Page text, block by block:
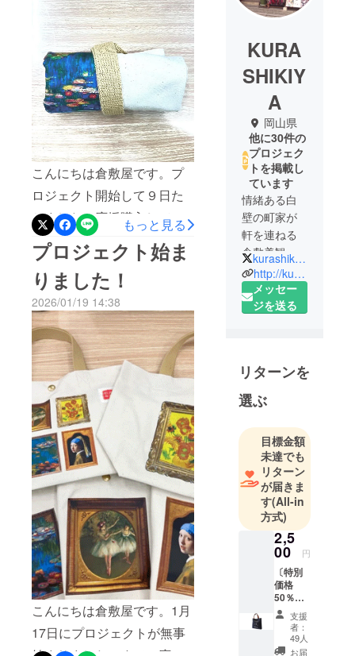
こんにちは倉敷屋です。プ
ロジェクト開始して９日た
ちました。応援購入して下
さった方々、本当にありが
とうございます。さて、今
回は帆布の柔らかさを活か
してコンパクトに畳んでみ
ました。バッグのなかでも
すっぽり収まり、軽いので
負担にもなりません。メイ
ンバッグとしてもサブバッ
グとしても好みに合わせて
使い方がいろいろ出来ま
す！残り日数も頑張りたい
と思います。よろしくお願
い致します。
https://www.makuake.com/pr
oject/hanp_art_bag/
もっと見る
プロジェクト始ま
りました！
2026/01/19 14:38
こんにちは倉敷屋です。1月
17日にプロジェクトが無事
KURA
SHIKIY
A
岡山県
他に30件の
プロジェク
トを掲載し
ています
情緒ある白
壁の町家が
軒を連ねる
倉敷美観地
区の一画で
「倉敷屋」
を運営する
はデニム発
祥の地とし
て知られ
る、岡山県
倉敷市に１
９８９年創
業致しまし
た。
主にデニ
ム・帆布の
和雑貨、和
柄Tシャツな
どのオリジ
ナル商品を
製造・販売
kurashikiya00
http://kurashikiya.co.jp/
メッセー
ジを送る
リターンを
選ぶ
目標金額
未達でも
リターン
が届きま
す(All-in
方式)
2,5
00 円
〔特別
価格
50％OF
F〕レト
ロバッ
グ １
枚 日本
支援
者：
49人
お届